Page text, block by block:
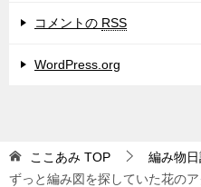
コメントの RSS
WordPress.org
ここあみ TOP 編み物
ずっと編み図を探していた花の